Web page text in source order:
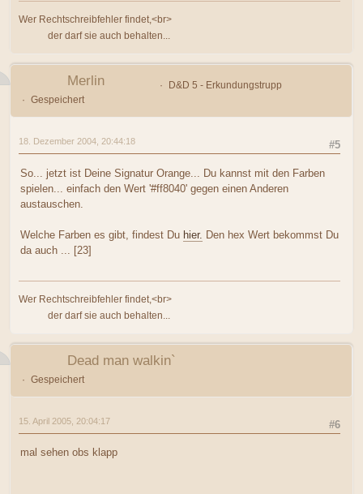
Wer Rechtschreibfehler findet,<br>
der darf sie auch behalten...
Merlin
D&D 5 - Erkundungstrupp
Gespeichert
#5
18. Dezember 2004, 20:44:18
So... jetzt ist Deine Signatur Orange... Du kannst mit den Farben
spielen... einfach den Wert '#ff8040' gegen einen Anderen
austauschen.
Welche Farben es gibt, findest Du hier. Den hex Wert bekommst Du
da auch ... [23]
Wer Rechtschreibfehler findet,<br>
der darf sie auch behalten...
Dead man walkin`
Gespeichert
#6
15. April 2005, 20:04:17
mal sehen obs klapp